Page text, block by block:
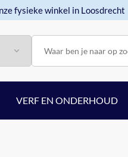
fysieke winkel in Loosdrecht
VERF EN ONDERHOUD